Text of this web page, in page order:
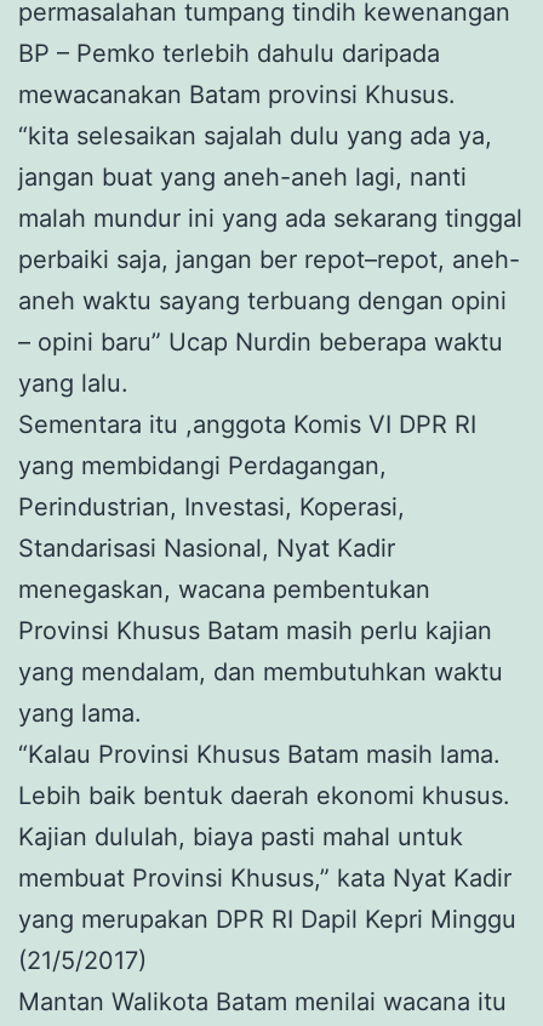
permasalahan tumpang tindih kewenangan
BP – Pemko terlebih dahulu daripada
mewacanakan Batam provinsi Khusus.
“kita selesaikan sajalah dulu yang ada ya,
jangan buat yang aneh-aneh lagi, nanti
malah mundur ini yang ada sekarang tinggal
perbaiki saja, jangan ber repot–repot, aneh-
aneh waktu sayang terbuang dengan opini
– opini baru” Ucap Nurdin beberapa waktu
yang lalu.
Sementara itu ,anggota Komis VI DPR RI
yang membidangi Perdagangan,
Perindustrian, Investasi, Koperasi,
Standarisasi Nasional, Nyat Kadir
menegaskan, wacana pembentukan
Provinsi Khusus Batam masih perlu kajian
yang mendalam, dan membutuhkan waktu
yang lama.
“Kalau Provinsi Khusus Batam masih lama.
Lebih baik bentuk daerah ekonomi khusus.
Kajian dululah, biaya pasti mahal untuk
membuat Provinsi Khusus,” kata Nyat Kadir
yang merupakan DPR RI Dapil Kepri Minggu
(21/5/2017)
Mantan Walikota Batam menilai wacana itu